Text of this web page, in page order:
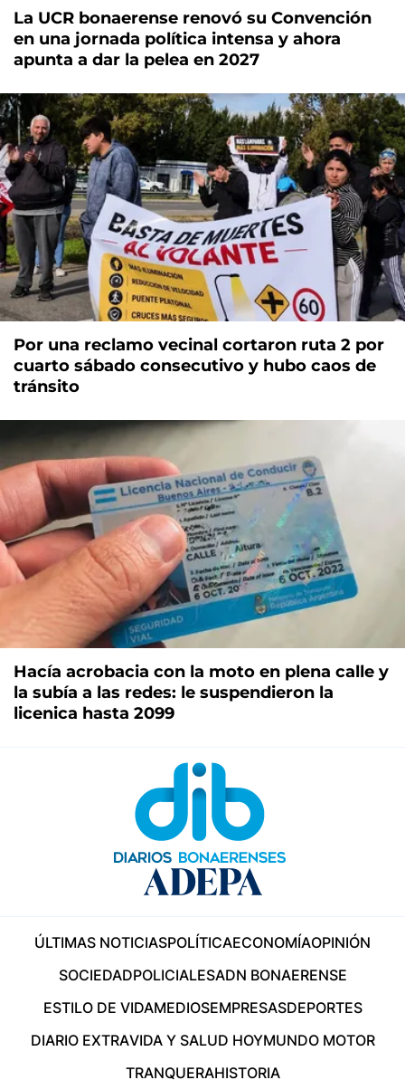
La UCR bonaerense renovó su Convención
en una jornada política intensa y ahora
apunta a dar la pelea en 2027
Por una reclamo vecinal cortaron ruta 2 por
cuarto sábado consecutivo y hubo caos de
tránsito
Hacía acrobacia con la moto en plena calle y
la subía a las redes: le suspendieron la
licenica hasta 2099
ÚLTIMAS NOTICIASPOLÍTICAECONOMÍAOPINIÓN
SOCIEDADPOLICIALESADN BONAERENSE
ESTILO DE VIDAMEDIOSEMPRESASDEPORTES
DIARIO EXTRAVIDA Y SALUD HOYMUNDO MOTOR
TRANQUERAHISTORIA